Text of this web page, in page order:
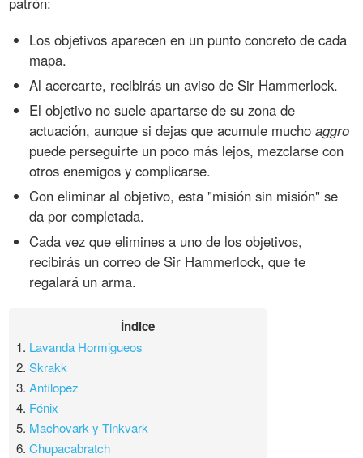
Los objetivos aparecen en un punto concreto de cada
mapa.
Al acercarte, recibirás un aviso de Sir Hammerlock.
El objetivo no suele apartarse de su zona de
actuación, aunque si dejas que acumule muchoaggro
puede perseguirte un poco más lejos, mezclarse con
otros enemigos y complicarse.
Con eliminar al objetivo, esta "misión sin misión" se
da por completada.
Cada vez que elimines a uno de los objetivos,
recibirás un correo de Sir Hammerlock, que te
regalará un arma.
Índice
1. Lavanda Hormigueos
2.Skrakk
3.Antílopez
4. Fénix
5. Machovark y Tinkvark
6.Chupacabratch